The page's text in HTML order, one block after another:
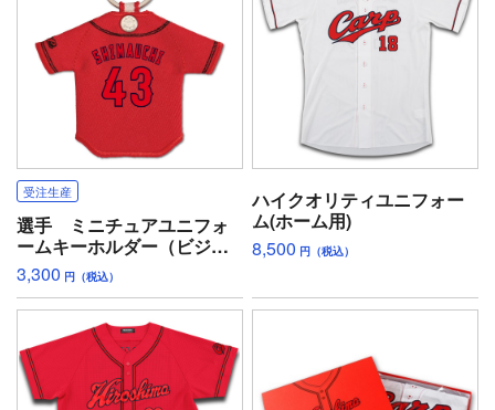
受注生産
選手 ミニチュアユニフォ
ームキーホルダー（ビジタ
ー）
3,300 円（税込）
ハイクオリティユニフォー
ム(ホーム用)
8,500 円（税込）